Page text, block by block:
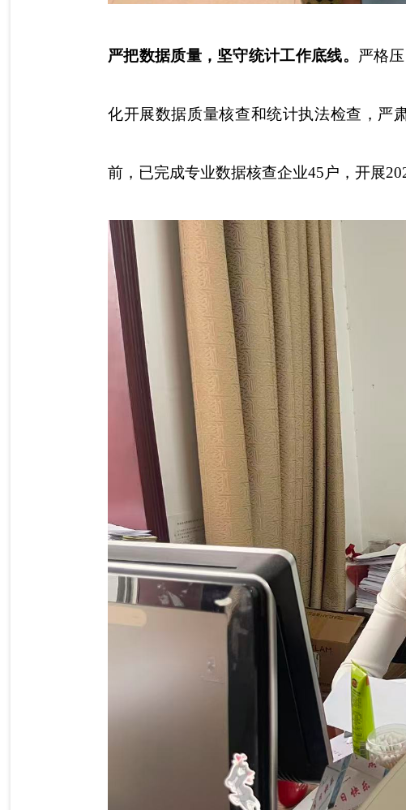
严把数据质量，坚守统计工作底线。 严格
化开展数据质量核查和统计执法检查，严
前，已完成专业数据核查企业45户，开展